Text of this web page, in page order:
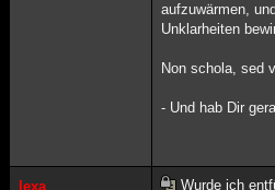
aufzuwärmen,
Unklarheiten
Non schola, sed
- Und hab Dir
lexa Wurde ich